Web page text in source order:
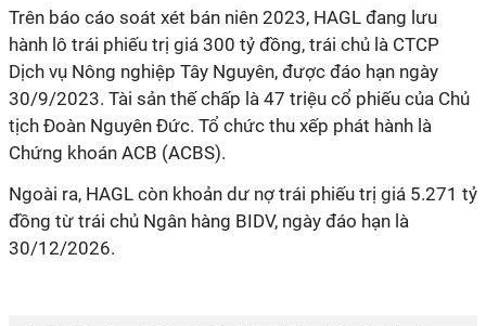
Trên báo cáo soát xét bán niên 2023, HAGL đang lưu
hành lô trái phiếu trị giá 300 tỷ đồng, trái chủ là CTCP
Dịch vụ Nông nghiệp Tây Nguyên, được đáo hạn ngày
30/9/2023. Tài sản thế chấp là 47 triệu cổ phiếu của Chủ
tịch Đoàn Nguyên Đức. Tổ chức thu xếp phát hành là
Chứng khoán ACB (ACBS).
Ngoài ra, HAGL còn khoản dư nợ trái phiếu trị giá 5.271 tỷ
đồng từ trái chủ Ngân hàng BIDV, ngày đáo hạn là
30/12/2026.